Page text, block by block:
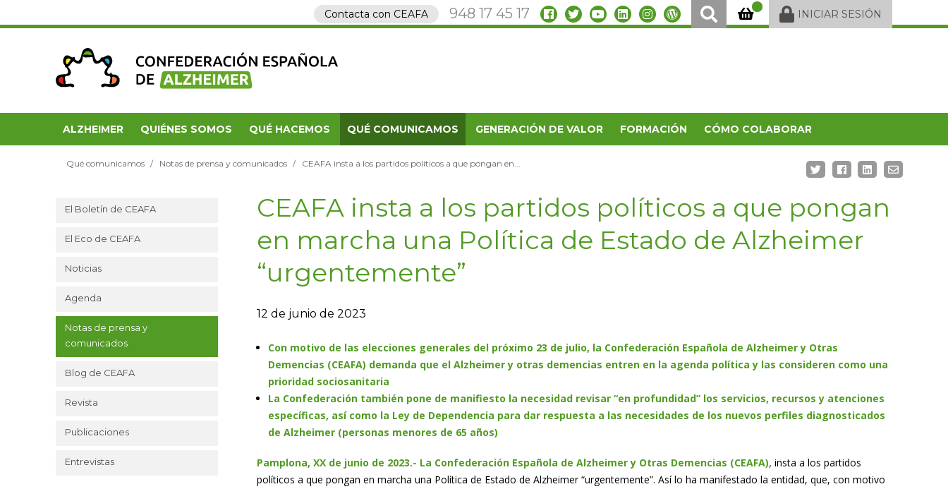
Contacta con CEAFA 948 17 45 17 INICIAR SESIÓN
ALZHEIMER QUIÉNES SOMOS QUÉ HACEMOS QUÉ COMUNICAMOS GENERACIÓN DE VALOR FORMACIÓN CÓMO COLABORAR
Qué comunicamos Notas de prensa y comunicados CEAFA insta a los partidos políticos a que pongan en...
El Boletín de CEAFA
El Eco de CEAFA
Noticias
Agenda
Notas de prensa y
comunicados
Blog de CEAFA
Revista
Publicaciones
Entrevistas
CEAFA insta a los partidos políticos a que pongan
en marcha una Política de Estado de Alzheimer
“urgentemente”
12 de junio de 2023
Con motivo de las elecciones generales del próximo 23 de julio, la Confederación Española de Alzheimer y Otras
Demencias (CEAFA) demanda que el Alzheimer y otras demencias entren en la agenda política y las consideren como una
prioridad sociosanitaria
La Confederación también pone de manifiesto la necesidad revisar “en profundidad” los servicios, recursos y atenciones
específicas, así como la Ley de Dependencia para dar respuesta a las necesidades de los nuevos perfiles diagnosticados
de Alzheimer (personas menores de 65 años)
Pamplona, XX de junio de 2023.- La Confederación Española de Alzheimer y Otras Demencias (CEAFA), insta a los partidos
políticos a que pongan en marcha una Política de Estado de Alzheimer “urgentemente”. Así lo ha manifestado la entidad, que, con motivo